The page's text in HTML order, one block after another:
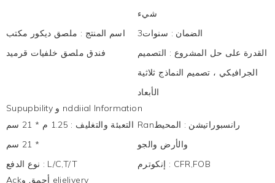
شيء
اسم المنتج : ملصق ديكور مكتب
فندق ملصق خلفيات قرميد
الضمان : سنوات3
القدرة على حل المشروع : التصميم
الجرافيكي ، تصميم النماذج ثلاثية
الأبعاد
Supupbility و nddiial Information
التعبئة والتغليف :
1.25 م * 21 سم
* 21 سم
Ranرانسبوراتيشن : المحيط
والأرض والجو
: L/C,T/T : CFR,FOB
Ackأحمق و elielivery